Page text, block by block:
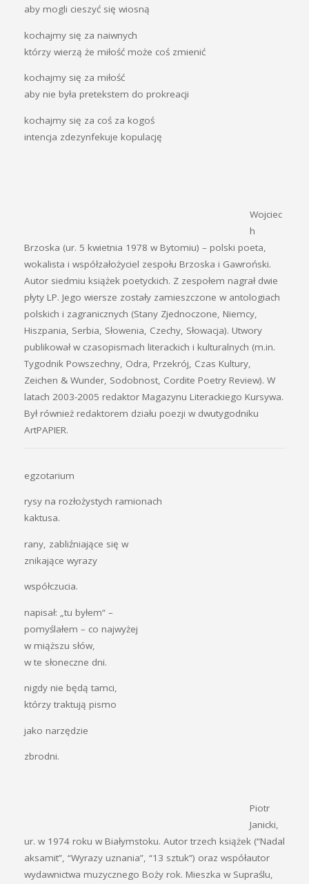
aby mogli cieszyć się wiosną
kochajmy się za naiwnych
którzy wierzą że miłość może coś zmienić
kochajmy się za miłość
aby nie była pretekstem do prokreacji
kochajmy się za coś za kogoś
intencja zdezynfekuje kopulację
Wojciec
h
Brzoska (ur. 5 kwietnia 1978 w Bytomiu) – polski poeta,
wokalista i współzałożyciel zespołu Brzoska i Gawroński.
Autor siedmiu książek poetyckich. Z zespołem nagrał dwie
płyty LP. Jego wiersze zostały zamieszczone w antologiach
polskich i zagranicznych (Stany Zjednoczone, Niemcy,
Hiszpania, Serbia, Słowenia, Czechy, Słowacja). Utwory
publikował w czasopismach literackich i kulturalnych (m.in.
Tygodnik Powszechny, Odra, Przekrój, Czas Kultury,
Zeichen & Wunder, Sodobnost, Cordite Poetry Review). W
latach 2003-2005 redaktor Magazynu Literackiego Kursywa.
Był również redaktorem działu poezji w dwutygodniku
ArtPAPIER.
egzotarium
rysy na rozłożystych ramionach
kaktusa.
rany, zabliźniające się w
znikające wyrazy
współczucia.
napisał: „tu byłem“ –
pomyślałem – co najwyżej
w miąższu słów,
w te słoneczne dni.
nigdy nie będą tamci,
którzy traktują pismo
jako narzędzie
zbrodni.
Piotr
Janicki,
ur. w 1974 roku w Białymstoku. Autor trzech książek (“Nadal
aksamit”, “Wyrazy uznania”, “13 sztuk”) oraz współautor
wydawnictwa muzycznego Boży rok. Mieszka w Supraślu,